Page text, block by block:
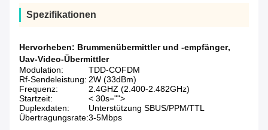
Spezifikationen
Hervorheben: Brummenübermittler und -empfänger,
Uav-Video-Übermittler
Modulation:
TDD-COFDM
Rf-Sendeleistung: 2W (33dBm)
Frequenz:
2.4GHZ (2.400-2.482GHz)
Startzeit:
< 30s="">
Duplexdaten:
Unterstützung SBUS/PPM/TTL
Übertragungsrate:3-5Mbps